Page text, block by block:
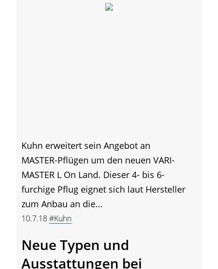
Kuhn erweitert sein Angebot an
MASTER-Pflügen um den neuen VARI-
MASTER L On Land. Dieser 4- bis 6-
furchige Pflug eignet sich laut Hersteller
zum Anbau an die...
10.7.18#Kuhn
Neue Typen und
Ausstattungen bei